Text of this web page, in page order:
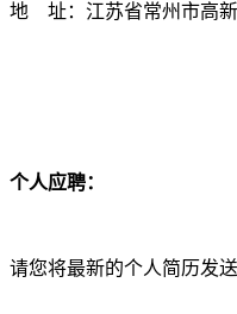
地 址：江苏省常州市高新
个人应聘：
请您将最新的个人简历发